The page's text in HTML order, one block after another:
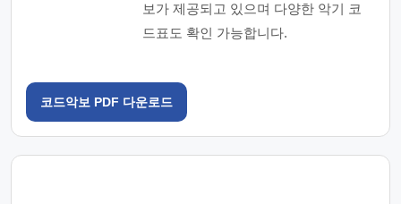
보가 제공되고 있으며 다양한 악기 코
드표도 확인 가능합니다.
코드악보 PDF 다운로드